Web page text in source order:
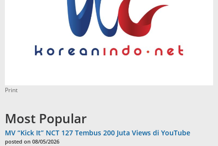
Print
Most Popular
MV “Kick It” NCT 127 Tembus 200 Juta Views di YouTube
posted on 08/05/2026